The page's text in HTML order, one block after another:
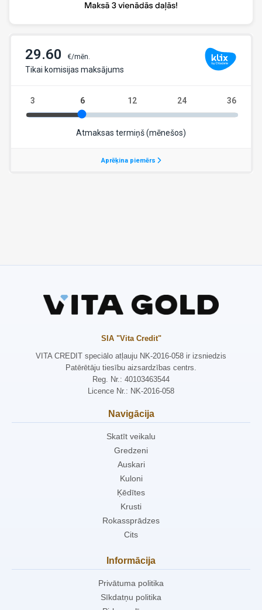
SIA "Vita Credit"
VITA CREDIT speciālo atļauju NK-2016-058 ir izsniedzis
Patērētāju tiesību aizsardzības centrs.
Reg. Nr.: 40103463544
Licence Nr.: NK-2016-058
Navigācija
Skatīt veikalu
Gredzeni
Auskari
Kuloni
Ķēdītes
Krusti
Rokassprādzes
Cits
Informācija
Privātuma politika
Sīkdatņu politika